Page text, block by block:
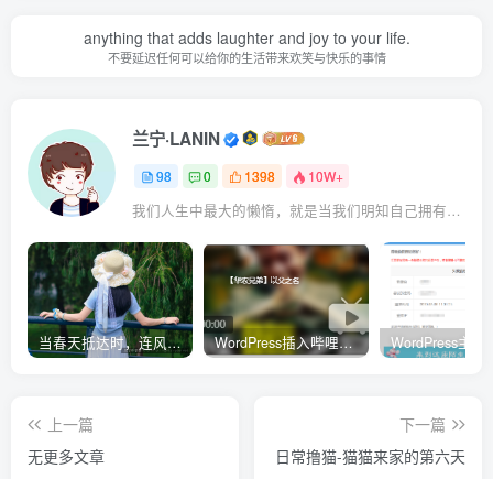
anything that adds laughter and joy to your life.
不要延迟任何可以给你的生活带来欢笑与快乐的事情
兰宁·LANIN
98 0 1398 10W+
我们人生中最大的懒惰，就是当我们明知自己拥有作出选择的能力，却不去主动改变而是放任它的生活态度
当春天抵达时，连风都带着清甜的味道 WordPress插入哔哩哔哩（B站）视频自适应PC电脑端的样式代码
上一篇
无更多文章
下一篇
日常撸猫-猫猫来家的第六天